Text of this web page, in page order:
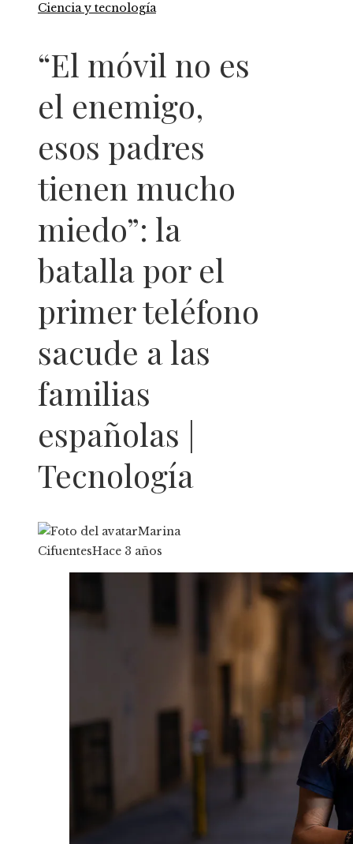
Ciencia y tecnología
“El móvil no es
el enemigo,
esos padres
tienen mucho
miedo”: la
batalla por el
primer teléfono
sacude a las
familias
españolas |
Tecnología
Marina
CifuentesHace 3 años